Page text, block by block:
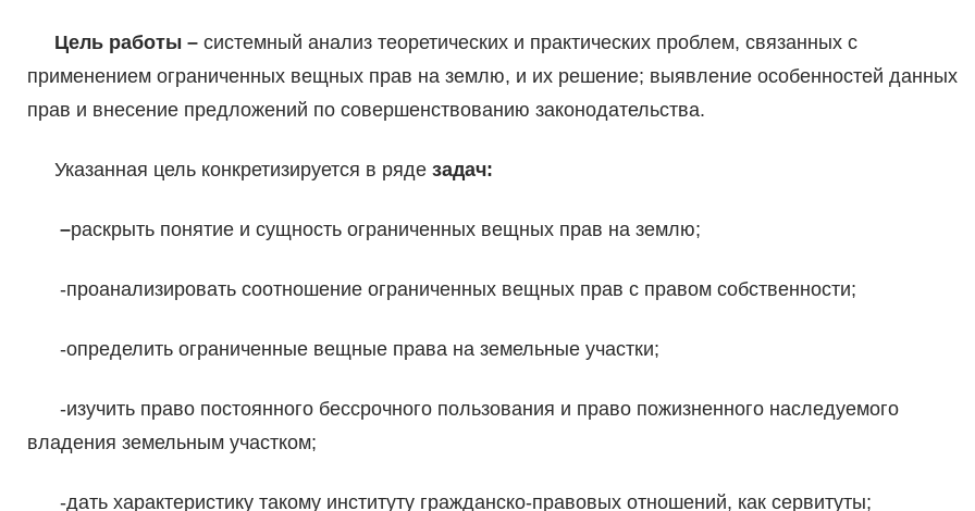
Цель работы –системный анализ теоретических и практических проблем, связанных с
применением ограниченных вещных прав на землю, и их решение; выявление особенностей данных
прав и внесение предложений по совершенствованию законодательства.
Указанная цель конкретизируется в ряде задач:
–раскрыть понятие и сущность ограниченных вещных прав на землю;
-проанализировать соотношение ограниченных вещных прав с правом собственности;
-определить ограниченные вещные права на земельные участки;
-изучить право постоянного бессрочного пользования и право пожизненного наследуемого
владения земельным участком;
-дать характеристику такому институту гражданско-правовых отношений, как сервитуты;